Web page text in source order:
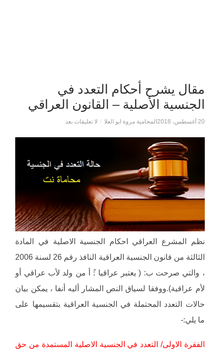
مقال يشرح أحكام التعدد في
الجنسية الأصلية – القانون العراقي
20 أغسطس، 2018 المحامية مروة ابو العلا / لا تعليقات بعد
نظم المشرع العراقي احكام الجنسية الاصلية في المادة
الثالثة من قانون الجنسية العراقية النافذ رقم 26 لسنة 2006
، والتي صرحت ب: ( يعتبر عراقيا :ً أ من ولد لأب عراقي أو
لأم عراقية).ووفقا لسياق النص المشار أليه أنفا ، يمكن بيان
حالات التعدد المحتملة في الجنسية العراقية بتقسيمها على
ما يلي:-
الفقرة الاولى/ التعدد في الجنسية الاصلية المستمدة من حق